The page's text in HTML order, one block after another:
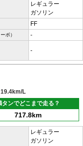
レギュラー
ガソリン
FF
ボ） -
-
19.4km/L
タンでどこまで走る？
717.8km
レギュラー
ガソリン